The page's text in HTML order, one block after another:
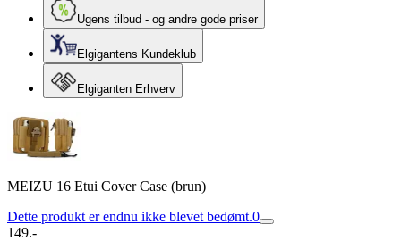
Ugens tilbud - og andre gode priser
Elgigantens Kundeklub
Elgiganten Erhverv
MEIZU 16 Etui Cover Case (brun)
Dette produkt er endnu ikke blevet bedømt.0
149.-